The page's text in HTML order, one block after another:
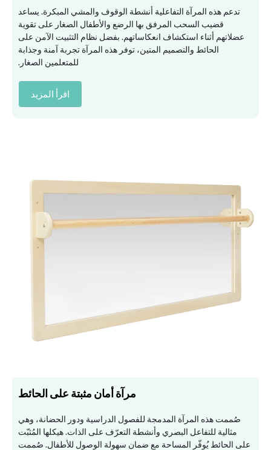
تدعم هذه المرآة التفاعلية أنشطة الوقوف والمشي المبكرة. يساعد
قضيب السحب المرفق بها الرضع والأطفال الصغار على تقوية
عضلاتهم أثناء استكشاف انعكاساتهم. بفضل نظام التثبيت الآمن على
الحائط والتصميم المتين، توفر هذه المرآة تجربة آمنة وجذابة
للمتعلمين الصغار.
اقرأ المزيد
مرآة أمان مثبتة على الحائط
صُممت هذه المرآة المدمجة للفصول الدراسية ودور الحضانة، وهي
مثالية للتفاعل البصري وأنشطة التعرّف على الذات. هيكلها المُثبّت
على الحائط يُوفّر المساحة مع ضمان سهولة الوصول للأطفال. صُممت